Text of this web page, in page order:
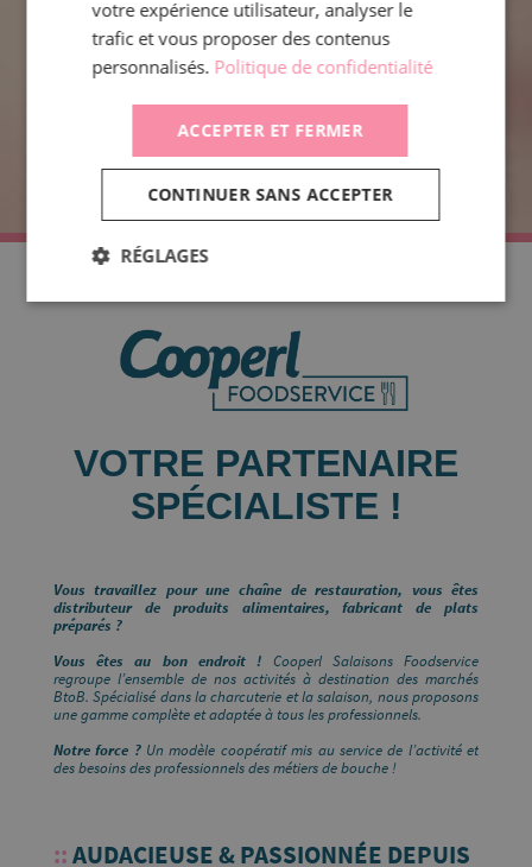
VOTRE PARTENAIRE
SPÉCIALISTE !
Vous travaillez pour une chaîne de restauration, vous êtes
distributeur de produits alimentaires, fabricant de plats
préparés ?
Vous êtes au bon endroit ! Cooperl Salaisons Foodservice
regroupe l’ensemble de nos activités à destination des marchés
BtoB. Spécialisé dans la charcuterie et la salaison, nous proposons
une gamme complète et adaptée à tous les professionnels.
Notre force ? Un modèle coopératif mis au service de l’activité et
des besoins des professionnels des métiers de bouche !
::AUDACIEUSE & PASSIONNÉE DEPUIS
votre expérience utilisateur, analyser le
trafic et vous proposer des contenus
personnalisés. Politique de confidentialité
ACCEPTER ET FERMER
CONTINUER SANS ACCEPTER
RÉGLAGES